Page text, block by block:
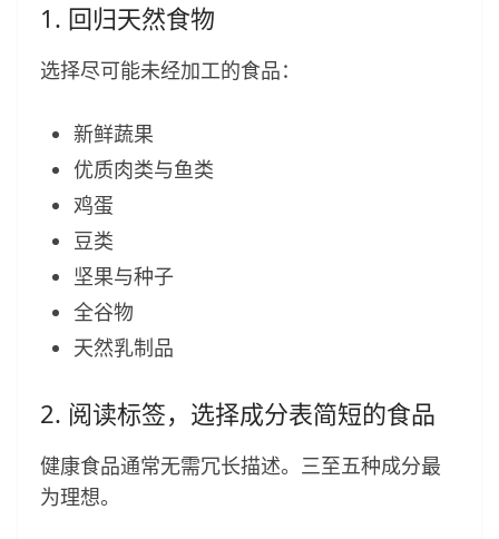
1. 回归天然食物
选择尽可能未经加工的食品：
新鲜蔬果
优质肉类与鱼类
鸡蛋
豆类
坚果与种子
全谷物
天然乳制品
2. 阅读标签，选择成分表简短的食品
健康食品通常无需冗长描述。三至五种成分最
为理想。